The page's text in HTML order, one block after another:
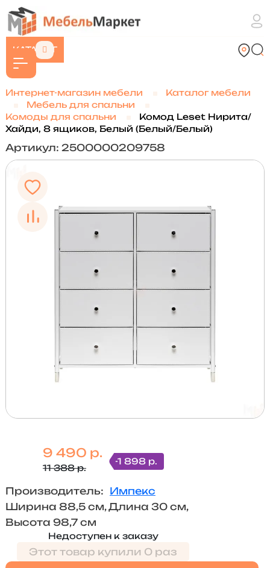
КАТАЛОГ
Интернет-магазин мебели
Каталог мебели
Мебель для спальни
Комоды для спальни
Комод Leset Нирита/
Хайди, 8 ящиков, Белый (Белый/Белый)
Артикул: 2500000209758
9 490 р.
11 388 р.
-1 898 р.
Производитель: Импекс
Ширина 88,5 см, Длина 30 см,
Высота 98,7 см
Недоступен к заказу
Этот товар купили 0 раз